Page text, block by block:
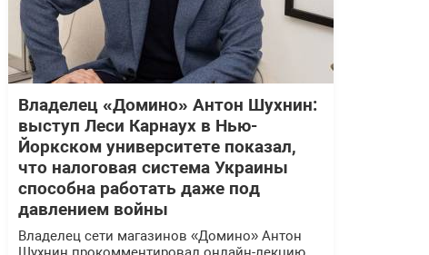
Владелец «Домино» Антон Шухнин:
выступ Леси Карнаух в Нью-
Йоркском университете показал,
что налоговая система Украины
способна работать даже под
давлением войны
Владелец сети магазинов «Домино» Антон